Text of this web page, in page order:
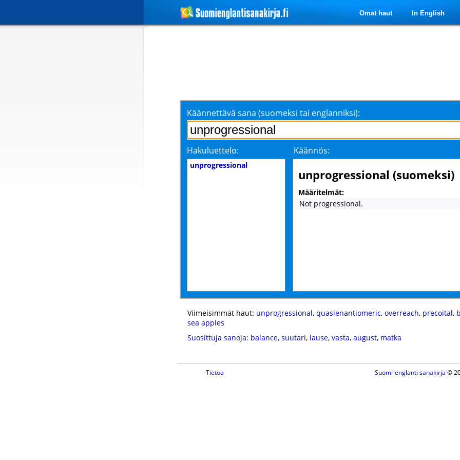
Omat haut In English
Käännettävä sana (suomeksi tai englanniksi):
Hakuluettelo: Käännös:
unprogressional
unprogressional (suomeksi)
Määritelmät:
Not progressional.
Viimeisimmät haut: unprogressional, quasienantiomeric, overreach, precoital,
sea apples
Suosittuja sanoja: balance, suutari, lause, vasta, august, matka
Tietoa Suomi-englanti sanakirja ©